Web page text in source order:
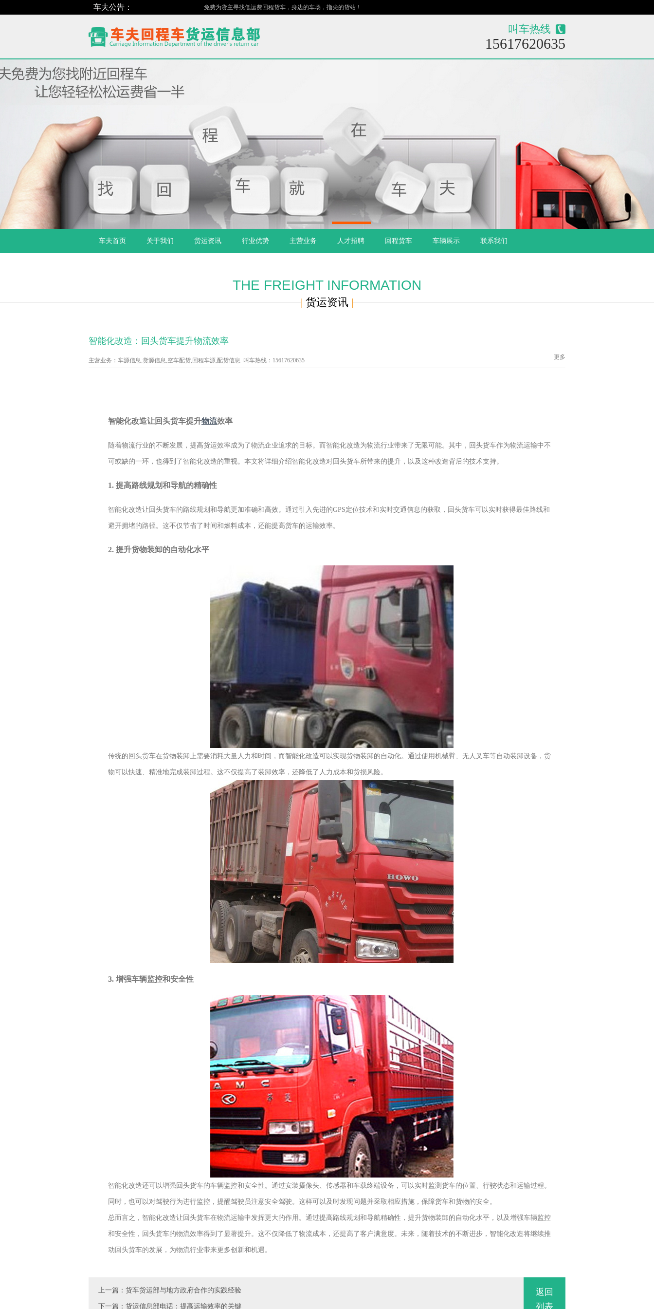
车夫公告： 免费为货主寻找低运费回程货车，身边的车场，指尖的货站！
叫车热线
15617620635
1 2
车夫首页 关于我们 货运资讯 行业优势 主营业务 人才招聘 回程货车 车辆展示 联系我们
THE FREIGHT INFORMATION
| 货运资讯 |
智能化改造：回头货车提升物流效率
主营业务：车源信息,货源信息,空车配货,回程车源,配货信息 叫车热线：15617620635 更多
智能化改造让回头货车提升物流效率
随着物流行业的不断发展，提高货运效率成为了物流企业追求的目标。而智能化改造为物流行业带来了无限可能。其中，回头货车作为物流运输中不
可或缺的一环，也得到了智能化改造的重视。本文将详细介绍智能化改造对回头货车所带来的提升，以及这种改造背后的技术支持。
1. 提高路线规划和导航的精确性
智能化改造让回头货车的路线规划和导航更加准确和高效。通过引入先进的GPS定位技术和实时交通信息的获取，回头货车可以实时获得最佳路线和
避开拥堵的路径。这不仅节省了时间和燃料成本，还能提高货车的运输效率。
2. 提升货物装卸的自动化水平
传统的回头货车在货物装卸上需要消耗大量人力和时间，而智能化改造可以实现货物装卸的自动化。通过使用机械臂、无人叉车等自动装卸设备，货
物可以快速、精准地完成装卸过程。这不仅提高了装卸效率，还降低了人力成本和货损风险。
3. 增强车辆监控和安全性
智能化改造还可以增强回头货车的车辆监控和安全性。通过安装摄像头、传感器和车载终端设备，可以实时监测货车的位置、行驶状态和运输过程。
同时，也可以对驾驶行为进行监控，提醒驾驶员注意安全驾驶。这样可以及时发现问题并采取相应措施，保障货车和货物的安全。
总而言之，智能化改造让回头货车在物流运输中发挥更大的作用。通过提高路线规划和导航精确性，提升货物装卸的自动化水平，以及增强车辆监控
和安全性，回头货车的物流效率得到了显著提升。这不仅降低了物流成本，还提高了客户满意度。未来，随着技术的不断进步，智能化改造将继续推
动回头货车的发展，为物流行业带来更多创新和机遇。
上一篇：货车货运部与地方政府合作的实践经验
下一篇：货运信息部电话：提高运输效率的关键
返回
列表